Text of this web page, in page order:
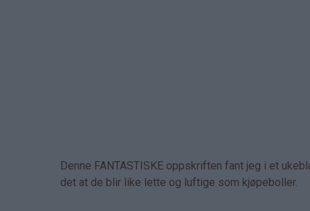
Denne FANTASTISKE oppskriften fant jeg i et
det at de blir like lette og luftige som kjøpeboller.